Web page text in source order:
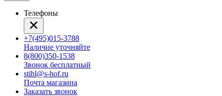
Телефоны
+7(495)015-3788
Наличие уточняйте
8(800)350-1538
Звонок бесплатный
stihl@s-hof.ru
Почта магазина
Заказать звонок